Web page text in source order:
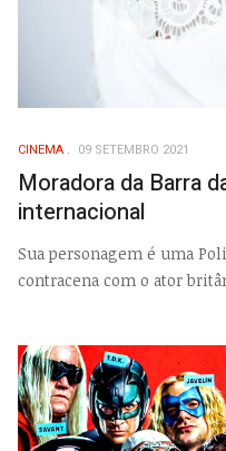
CINEMA 09 SETEMBRO 2021
Moradora da Barra
internacional
Sua personagem é uma
contracena com o ator